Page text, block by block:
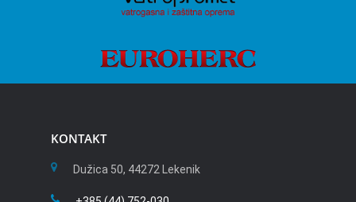
KONTAKT
Dužica 50, 44272 Lekenik